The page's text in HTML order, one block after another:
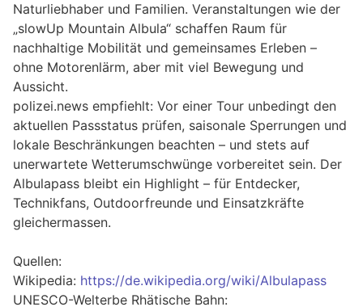
Naturliebhaber und Familien. Veranstaltungen wie der
„slowUp Mountain Albula“ schaffen Raum für
nachhaltige Mobilität und gemeinsames Erleben –
ohne Motorenlärm, aber mit viel Bewegung und
Aussicht.
polizei.news empfiehlt: Vor einer Tour unbedingt den
aktuellen Passstatus prüfen, saisonale Sperrungen und
lokale Beschränkungen beachten – und stets auf
unerwartete Wetterumschwünge vorbereitet sein. Der
Albulapass bleibt ein Highlight – für Entdecker,
Technikfans, Outdoorfreunde und Einsatzkräfte
gleichermassen.
Quellen:
Wikipedia: https://de.wikipedia.org/wiki/Albulapass
UNESCO-Welterbe Rhätische Bahn: